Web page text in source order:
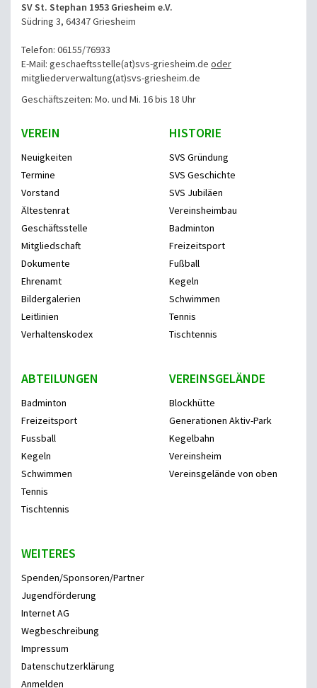
SV St. Stephan 1953 Griesheim e.V.
Südring 3, 64347 Griesheim
Telefon: 06155/76933
E-Mail: geschaeftsstelle(at)svs-griesheim.de oder
mitgliederverwaltung(at)svs-griesheim.de
Geschäftszeiten: Mo. und Mi. 16 bis 18 Uhr
VEREIN
Neuigkeiten
Termine
Vorstand
Ältestenrat
Geschäftsstelle
Mitgliedschaft
Dokumente
Ehrenamt
Bildergalerien
Leitlinien
Verhaltenskodex
HISTORIE
SVS Gründung
SVS Geschichte
SVS Jubiläen
Vereinsheimbau
Badminton
Freizeitsport
Fußball
Kegeln
Schwimmen
Tennis
Tischtennis
ABTEILUNGEN
Badminton
Freizeitsport
Fussball
Kegeln
Schwimmen
Tennis
Tischtennis
VEREINSGELÄNDE
Blockhütte
Generationen Aktiv-Park
Kegelbahn
Vereinsheim
Vereinsgelände von oben
WEITERES
Spenden/Sponsoren/Partner
Jugendförderung
Internet AG
Wegbeschreibung
Impressum
Datenschutzerklärung
Anmelden